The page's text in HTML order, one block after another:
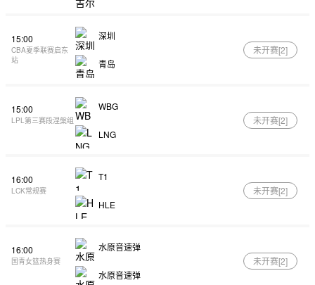
15:00
CBA夏季联赛启东
站
深圳
青岛
未开赛[2]
15:00
LPL第三赛段涅槃组
WBG
LNG
未开赛[2]
16:00
LCK常规赛
T1
HLE
未开赛[2]
16:00
国青女篮热身赛
水原音速弹
水原音速弹
未开赛[2]